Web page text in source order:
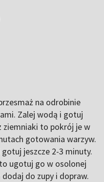
na odrobinie
Zalej wodą i gotuj
ziemniaki to pokrój je w
gotowania warzyw.
gotuj jeszcze 2-3 minuty.
ugotuj go w osolonej
do zupy i dopraw.